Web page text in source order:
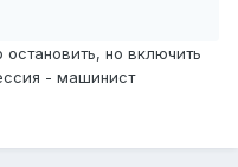
но включить
- машинист